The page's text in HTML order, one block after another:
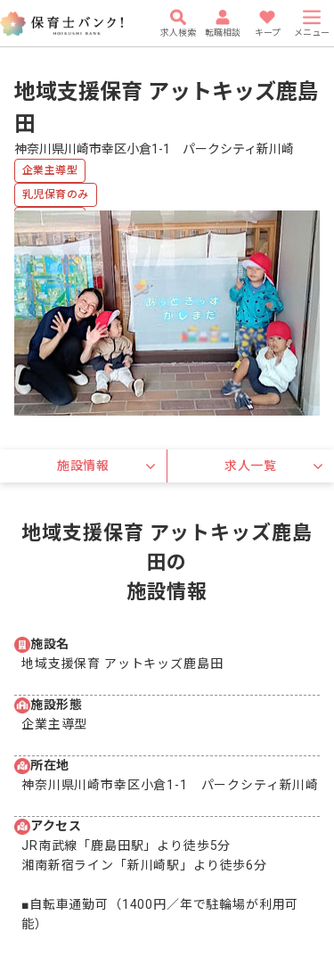
求人検索 転職相談 キープ メニュー
地域支援保育 アットキッズ鹿島
田
神奈川県川崎市幸区小倉1-1 パークシティ新川崎
企業主導型
乳児保育のみ
複数園あり
福利厚生充実
有給
WEB面接OK
施設情報 求人一覧
地域支援保育 アットキッズ鹿島
田の
施設情報
施設名
地域支援保育 アットキッズ鹿島田
施設形態
企業主導型
所在地
神奈川県川崎市幸区小倉1-1　パークシティ新川崎
アクセス
JR南武線「鹿島田駅」より徒歩5分
湘南新宿ライン「新川崎駅」より徒歩6分
■自転車通勤可（1400円／年で駐輪場が利用可
能）